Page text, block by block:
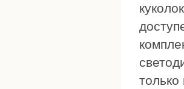
только